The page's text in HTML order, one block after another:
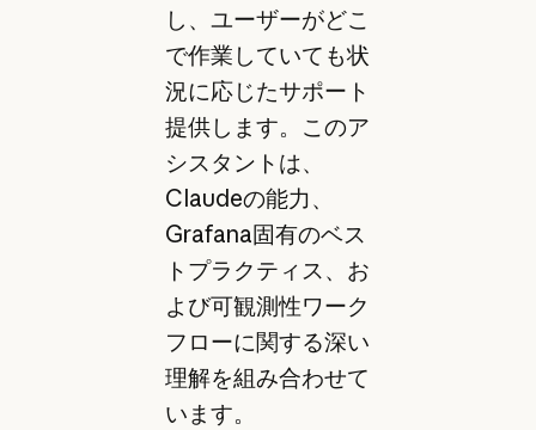
し、ユーザーがどこ
で作業していても状
況に応じたサポート
提供します。このア
シスタントは、
Claudeの能力、
Grafana固有のベス
トプラクティス、お
よび可観測性ワーク
フローに関する深い
理解を組み合わせて
います。